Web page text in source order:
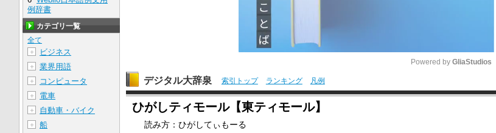
M
Powered by GliaStudios
デジタル大辞泉 索引トップ ランキング 凡例
ひがしティモール【東ティモール】
読み方：ひがしてぃもーる
例辞書
カテゴリ一覧
全て
＋
ビジネス
＋ 業界用語
＋ コンピュータ
＋ 電車
＋ 自動車・バイク
＋ 船